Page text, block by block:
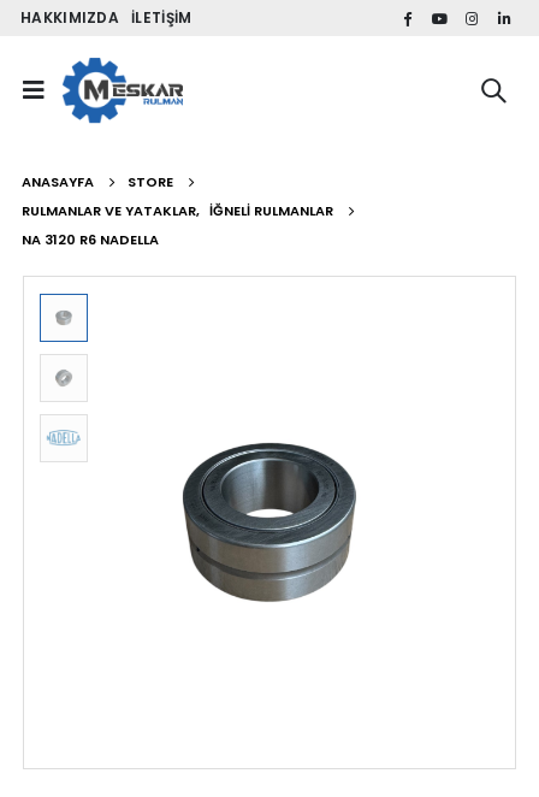
HAKKIMIZDA İLETIŞIM
ANASAYFA
STORE
RULMANLAR VE YATAKLAR, İĞNELI RULMANLAR
NA 3120 R6 NADELLA